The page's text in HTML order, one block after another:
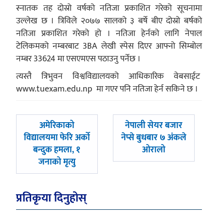
स्नातक तह दोस्रो वर्षको नतिजा प्रकाशित गरेको सूचनामा
उल्लेख छ । त्रिविले २०७७ सालको ३ बर्षे बीए दोस्रो बर्षको
नतिजा प्रकाशित गरेको हो । नतिजा हेर्नको लागि नेपाल
टेलिकमको नम्बरबाट 3BA लेखी स्पेस दिएर आफ्नो सिम्बोल
नम्बर 33624 मा एसएमएस पठाउनु पर्नेछ ।
त्यस्तै त्रिभुवन विश्वविद्यालयको आधिकारिक वेबसाईट
www.tuexam.edu.np मा गएर पनि नतिजा हेर्न सकिने छ ।
पछिल्लाे
-
अमेरिकाको
विद्यालयमा फेरि अर्को
बन्दुक हमला, १
जनाको मृत्यु
अघिल्लाे
-
नेपाली सेयर बजार
नेप्से बुधबार ७ अंकले
ओरालो
प्रतिकृया दिनुहोस्